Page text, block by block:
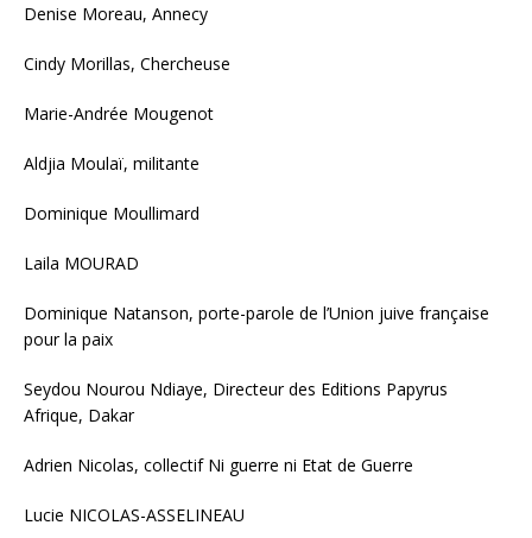
Denise Moreau, Annecy
Cindy Morillas, Chercheuse
Marie-Andrée Mougenot
Aldjia Moulaï, militante
Dominique Moullimard
Laila MOURAD
Dominique Natanson, porte-parole de l’Union juive française
pour la paix
Seydou Nourou Ndiaye, Directeur des Editions Papyrus
Afrique, Dakar
Adrien Nicolas, collectif Ni guerre ni Etat de Guerre
Lucie NICOLAS-ASSELINEAU